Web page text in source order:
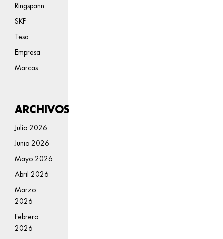
Ringspann
SKF
Tesa
Empresa
Marcas
ARCHIVOS
Julio 2026
Junio 2026
Mayo 2026
Abril 2026
Marzo
2026
Febrero
2026